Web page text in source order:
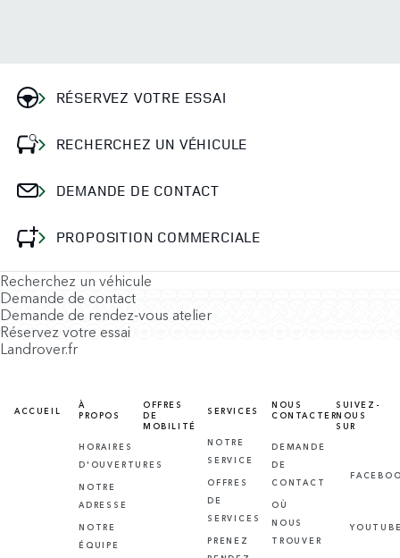
RÉSERVEZ VOTRE ESSAI
RECHERCHEZ UN VÉHICULE
DEMANDE DE CONTACT
PROPOSITION COMMERCIALE
Recherchez un véhicule
Demande de contact
Demande de rendez-vous atelier
Réservez votre essai
Landrover.fr
ACCUEIL
À
PROPOS
HORAIRES
D'OUVERTURES
NOTRE
ADRESSE
NOTRE
ÉQUIPE
OFFRES
DE
MOBILITÉ
SERVICES
NOTRE
SERVICE
OFFRES
DE
SERVICES
PRENEZ
NOUS
CONTACTER
DEMANDE
DE
CONTACT
OÙ
NOUS
TROUVER
SUIVEZ-
NOUS
SUR